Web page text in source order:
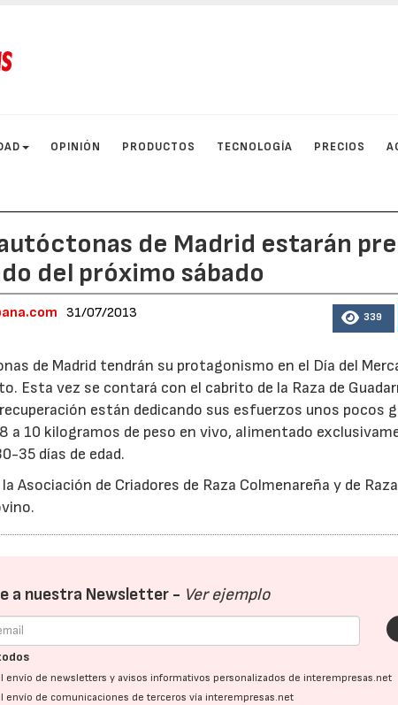
OPINIÓN PRODUCTOS TECNOLOGÍA PRECIOS
de Madrid estarán
del próximo sábado
31/07/2013 339
de Madrid tendrán su protagonismo en el Día del
Esta vez se contará con el cabrito de la Raza de
están dedicando sus esfuerzos unos pocos
a 10 kilogramos de peso en vivo, alimentado
35 días de edad.
Asociación de Criadores de Raza Colmenareña y de
a nuestra Newsletter - Ver ejemplo
envío de newsletters y avisos informativos personalizados de interempresas.net
envío de comunicaciones de terceros vía interempresas.net